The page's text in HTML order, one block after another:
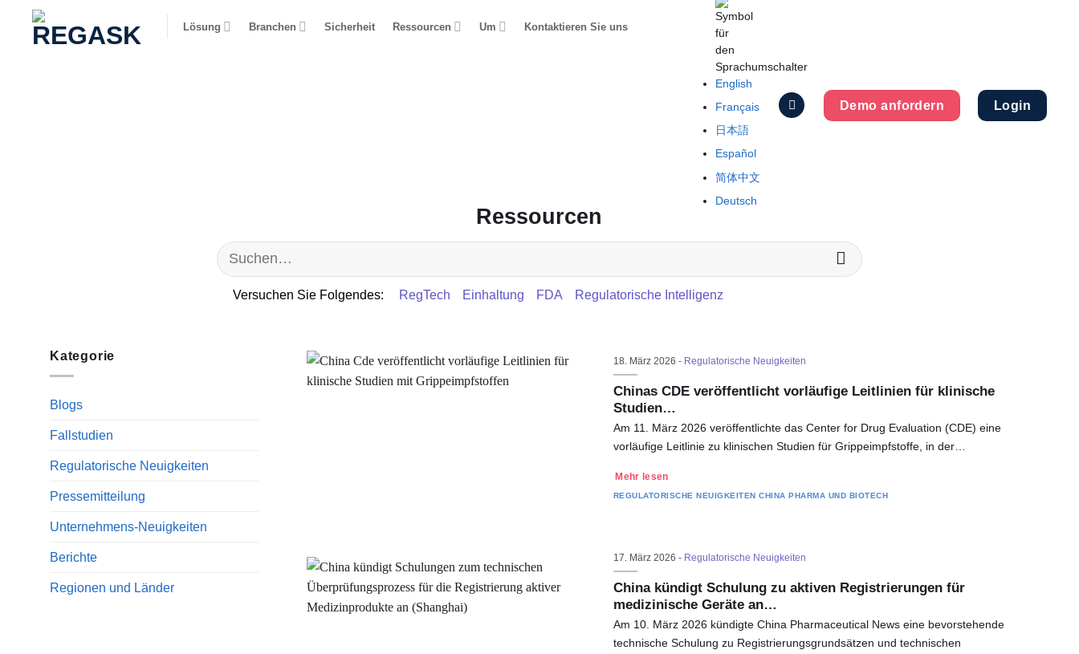
Lösung Branchen Sicherheit Ressourcen Um Kontaktieren Sie uns
English
Français
日本語
Español
简体中文
Deutsch
Demo anfordern Login
Ressourcen
Versuchen Sie Folgendes: RegTech Einhaltung FDA Regulatorische Intelligenz
Kategorie
Blogs
Fallstudien
Regulatorische Neuigkeiten
Pressemitteilung
Unternehmens-Neuigkeiten
Berichte
Regionen und Länder
18. März 2026 - Regulatorische Neuigkeiten
Chinas CDE veröffentlicht vorläufige Leitlinien für klinische
Studien…
Am 11. März 2026 veröffentlichte das Center for Drug Evaluation (CDE) eine
vorläufige Leitlinie zu klinischen Studien für Grippeimpfstoffe, in der…
Mehr lesen
REGULATORISCHE NEUIGKEITEN CHINA PHARMA UND BIOTECH
17. März 2026 - Regulatorische Neuigkeiten
China kündigt Schulung zu aktiven Registrierungen für
medizinische Geräte an…
Am 10. März 2026 kündigte China Pharmaceutical News eine bevorstehende
technische Schulung zu Registrierungsgrundsätzen und technischen